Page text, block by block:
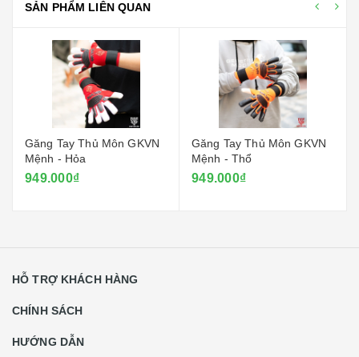
SẢN PHẨM LIÊN QUAN
Găng Tay Thủ Môn GKVN
Mệnh - Hỏa
949.000₫
Găng Tay Thủ Môn GKVN
Mệnh - Thổ
949.000₫
HỖ TRỢ KHÁCH HÀNG
CHÍNH SÁCH
HƯỚNG DẪN